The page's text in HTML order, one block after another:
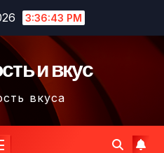
3:36:45 PM
и вкус
вкуса